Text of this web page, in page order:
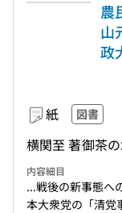
農
山
政
紙 図書
横関至 著御茶
内容細目
...戦後の新事態へ
本大衆党の「清党